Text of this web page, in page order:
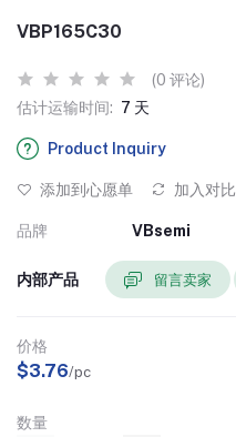
VBP165C30
(0 评论)
估计运输时间: 7 天
Product Inquiry
添加到心愿单 加入对比
品牌 VBsemi
内部产品 留言卖家
价格
$3.76/pc
数量